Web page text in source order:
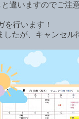
違いますのでご注
を行います！
したが、キャンセル